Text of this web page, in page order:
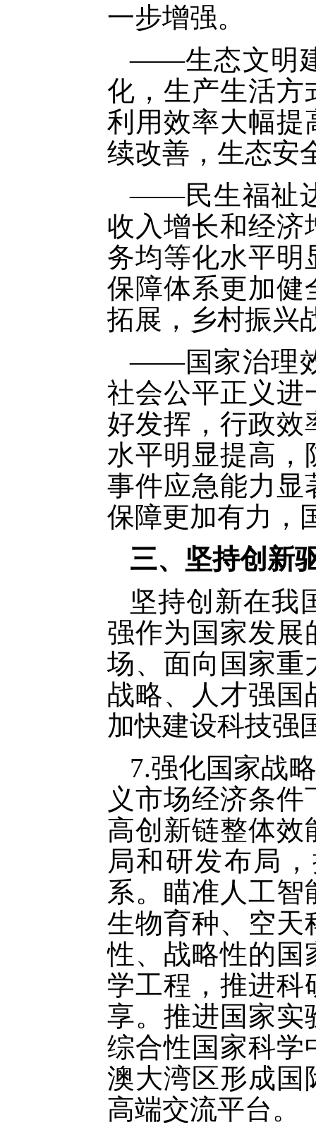
一步增强。
——生态文明
化，生产生活方
利用效率大幅提
续改善，生态安
——民生福祉
收入增长和经济
务均等化水平明
保障体系更加健
拓展，乡村振兴
——国家治理
社会公平正义进
好发挥，行政效
水平明显提高，
事件应急能力显
保障更加有力，
三、坚持创新
坚持创新在我
强作为国家发展
场、面向国家重
战略、人才强国
加快建设科技强
7.强化国家战
义市场经济条
高创新链整体效
局和研发布局
系。瞄准人工
生物育种、空天
性、战略性的国
学工程，推进科
享。推进国家实
综合性国家科学
澳大湾区形成国
高端交流平台。